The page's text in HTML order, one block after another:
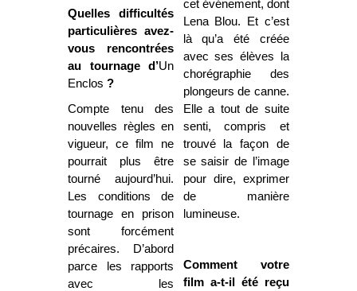
Quelles difficultés
particulières avez-
vous rencontrées
au tournage d’Un
Enclos ?
Compte tenu des
nouvelles règles en
vigueur, ce film ne
pourrait plus être
tourné aujourd’hui.
Les conditions de
tournage en prison
sont forcément
précaires. D’abord
parce les rapports
avec les
cet événement, dont
Lena Blou. Et c’est
là qu’a été créée
avec ses élèves la
chorégraphie des
plongeurs de canne.
Elle a tout de suite
senti, compris et
trouvé la façon de
se saisir de l’image
pour dire, exprimer
de manière
lumineuse.
Comment votre
film a-t-il été reçu